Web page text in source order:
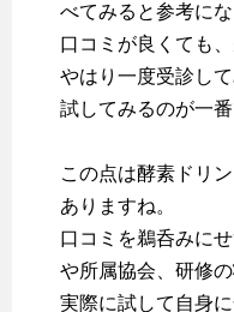
べてみると参考に
口コミが良くても
やはり一度受診し
試してみるのが一番
この点は酵素ドリ
ありますね。
口コミを鵜呑みに
や所属協会、研修
実際に試して自身